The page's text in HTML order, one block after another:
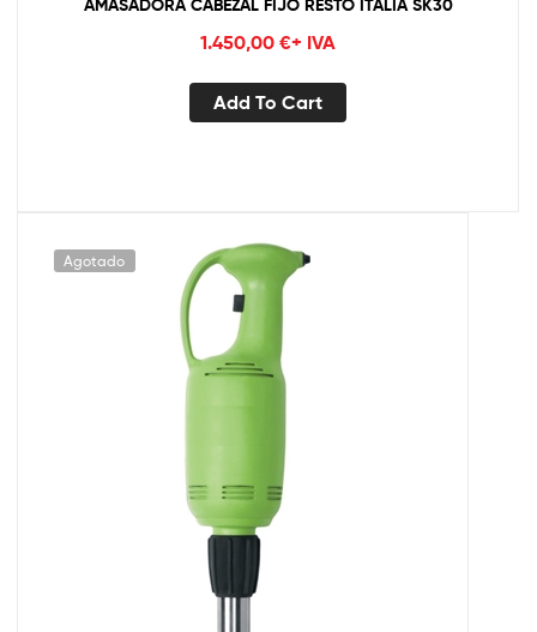
AMASADORA CABEZAL FIJO RESTO ITALIA SK30
1.450,00 €+ IVA
Add To Cart
Agotado